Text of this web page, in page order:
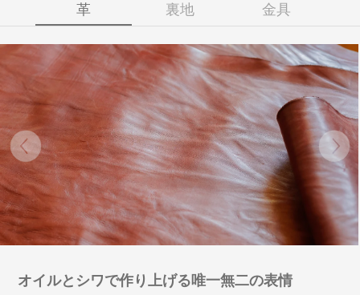
革 裏地 金具
オイルとシワで作り上げる唯一無二の表情